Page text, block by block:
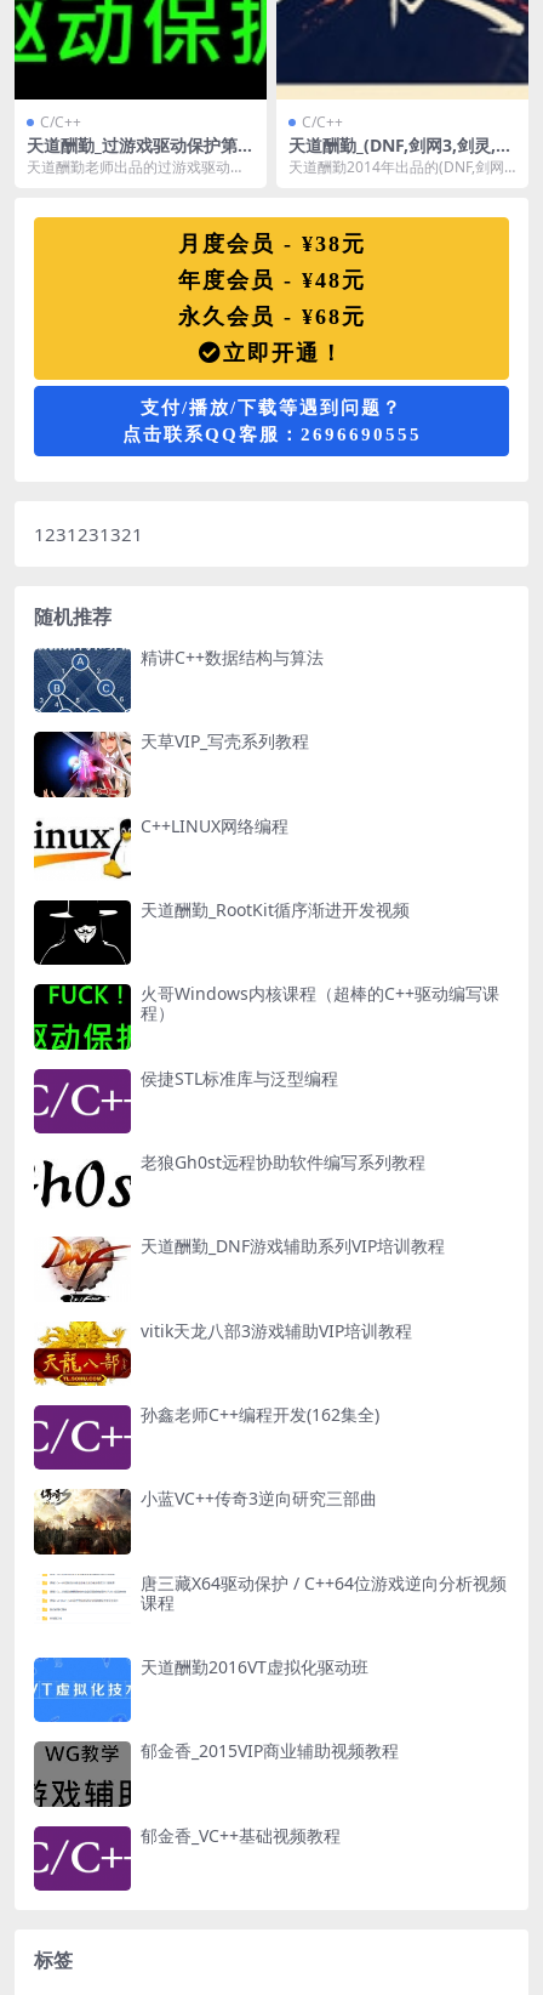
C/C++
天道酬勤_过游戏驱动保护第一
套教程
天道酬勤老师出品的过游戏驱动保
C/C++
天道酬勤_(DNF,剑网3,剑灵,武
林)辅助教程
天道酬勤2014年出品的(DNF,剑网3,
月度会员 - ¥38元
年度会员 - ¥48元
永久会员 - ¥68元
立即开通！
支付/播放/下载等遇到问题？
点击联系QQ客服：2696690555
1231231321
随机推荐
精讲C++数据结构与算法
天草VIP_写壳系列教程
C++LINUX网络编程
天道酬勤_RootKit循序渐进开发视频
火哥Windows内核课程（超棒的C++驱动编写课
程）
侯捷STL标准库与泛型编程
老狼Gh0st远程协助软件编写系列教程
天道酬勤_DNF游戏辅助系列VIP培训教程
vitik天龙八部3游戏辅助VIP培训教程
孙鑫老师C++编程开发(162集全)
小蓝VC++传奇3逆向研究三部曲
唐三藏X64驱动保护 / C++64位游戏逆向分析视频
课程
天道酬勤2016VT虚拟化驱动班
郁金香_2015VIP商业辅助视频教程
郁金香_VC++基础视频教程
标签